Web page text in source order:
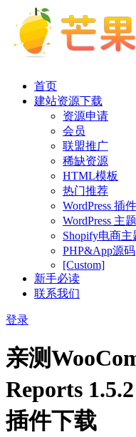
首页
建站资源下载
资源申请
会员
联盟推广
稀缺资源
HTML模板
热门推荐
WordPress 插件
WordPress 主题
Shopify电商主
PHP&App源码
[Custom]
新手必读
联系我们
登录
亲测
Reports
插件下载